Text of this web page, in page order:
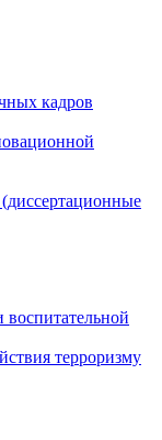
кадров
(диссертационные
терроризму